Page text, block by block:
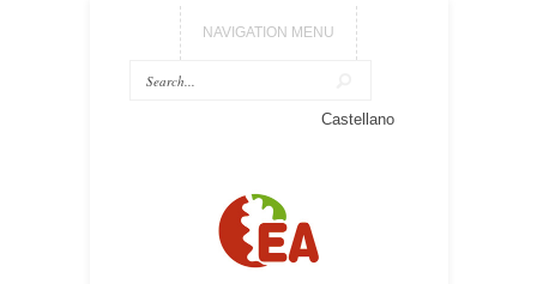
NAVIGATION MENU
Castellano